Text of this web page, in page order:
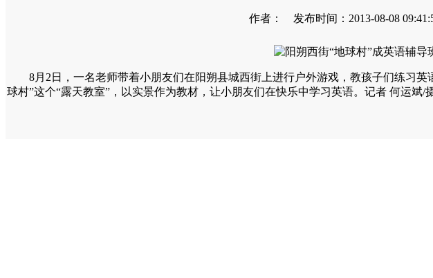
作者： 发布时间：2013-08-08
8月2日，一名老师带着小朋友们在阳朔县城西街上进行户外游戏，教孩子们练习英
球村”这个“露天教室”，以实景作为教材，让小朋友们在快乐中学习英语。记者 何运斌/